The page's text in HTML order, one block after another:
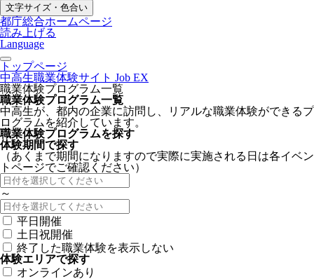
文字サイズ・色合い
都庁総合ホームページ
読み上げる
Language
トップページ
中高生職業体験サイト Job EX
職業体験プログラム一覧
職業体験プログラム一覧
中高生が、都内の企業に訪問し、リアルな職業体験ができるプ
ログラムを紹介しています。
職業体験プログラムを探す
体験期間で探す
（あくまで期間になりますので実際に実施される日は各イベン
トページでご確認ください）
～
平日開催
土日祝開催
終了した職業体験を表示しない
体験エリアで探す
オンラインあり